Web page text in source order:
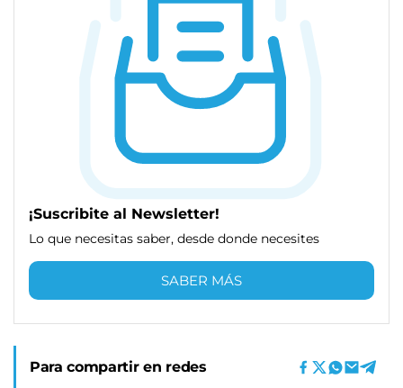
¡Suscribite al Newsletter!
Lo que necesitas saber, desde donde necesites
SABER MÁS
Para compartir en redes